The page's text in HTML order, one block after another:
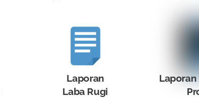
Laporan
Laba Rugi
Laporan